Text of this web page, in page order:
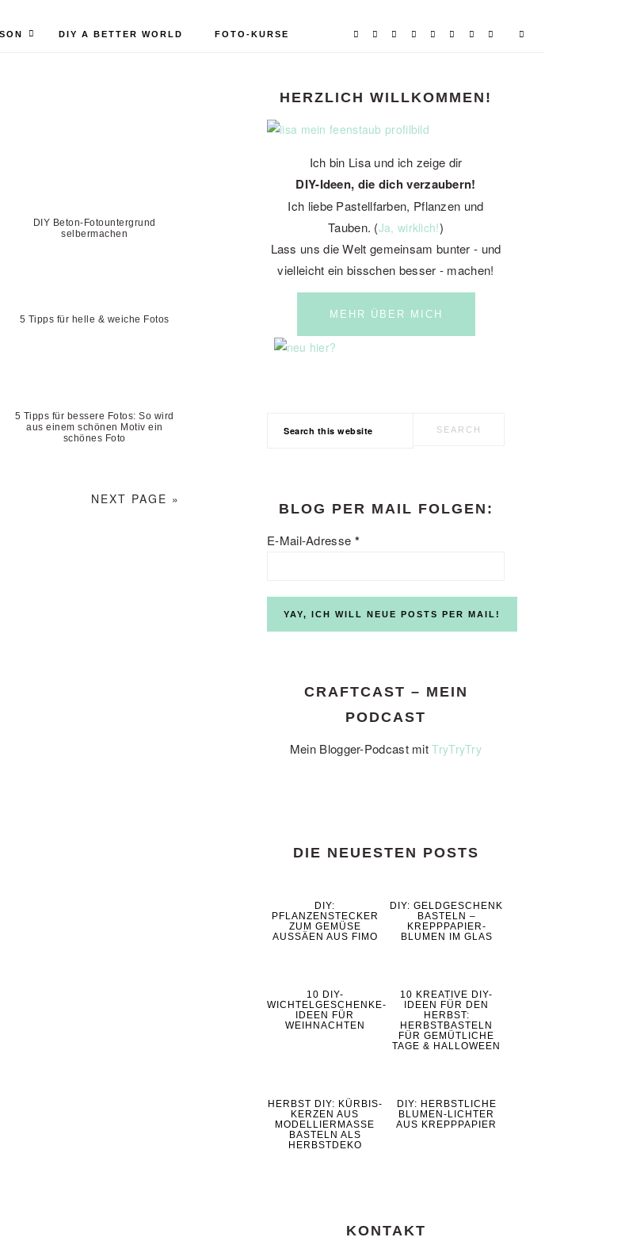
10 DIY-Wichtelgeschenke-Ideen
DIY A BETTER WORLD FOTO-KURSE
DIY Beton-Fotountergrund
selbermachen
5 Tipps für helle & weiche Fotos
5 Tipps für bessere Fotos: So wird
aus einem schönen Motiv ein
schönes Foto
NEXT PAGE »
PRIMARY
SIDEBAR
HERZLICH WILLKOMMEN!
Ich bin Lisa und ich zeige dir
DIY-Ideen, die dich verzaubern!
Ich liebe Pastellfarben, Pflanzen und
Tauben. (Ja, wirklich!)
Lass uns die Welt gemeinsam bunter - und
vielleicht ein bisschen besser - machen!
MEHR ÜBER MICH
BLOG PER MAIL FOLGEN:
E-Mail-Adresse *
CRAFTCAST – MEIN
PODCAST
Mein Blogger-Podcast mitTryTryTry
DIE NEUESTEN POSTS
DIY:
PFLANZENSTECKER
ZUM GEMÜSE
AUSSÄEN AUS FIMO
DIY: GELDGESCHENK
BASTELN –
KREPPPAPIER-
BLUMEN IM GLAS
10 DIY-
WICHTELGESCHENKE-
IDEEN FÜR
WEIHNACHTEN
10 KREATIVE DIY-
IDEEN FÜR DEN
HERBST:
HERBSTBASTELN
FÜR GEMÜTLICHE
TAGE & HALLOWEEN
HERBST DIY: KÜRBIS-
KERZEN AUS
MODELLIERMASSE
BASTELN ALS
HERBSTDEKO
DIY: HERBSTLICHE
BLUMEN-LICHTER
AUS KREPPPAPIER
KONTAKT